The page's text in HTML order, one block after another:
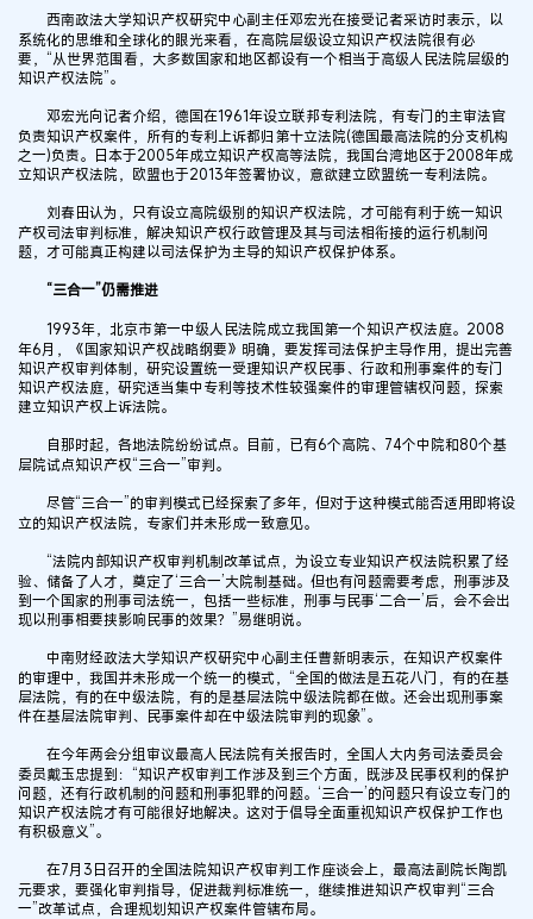
西南政法大学知识产权研究中心副主任邓宏光在接受记者采访时表示，以
系统化的思维和全球化的眼光来看，在高院层级设立知识产权法院很有必
要，“从世界范围看，大多数国家和地区都设有一个相当于高级人民法院层级的
知识产权法院”。
邓宏光向记者介绍，德国在1961年设立联邦专利法院，有专门的主审法官
负责知识产权案件，所有的专利上诉都归第十立法院(德国最高法院的分支机构
之一)负责。日本于2005年成立知识产权高等法院，我国台湾地区于2008年成
立知识产权法院，欧盟也于2013年签署协议，意欲建立欧盟统一专利法院。
刘春田认为，只有设立高院级别的知识产权法院，才可能有利于统一知识
产权司法审判标准，解决知识产权行政管理及其与司法相衔接的运行机制问
题，才可能真正构建以司法保护为主导的知识产权保护体系。
“三合一”仍需推进
1993年，北京市第一中级人民法院成立我国第一个知识产权法庭。2008
年6月，《国家知识产权战略纲要》明确，要发挥司法保护主导作用，提出完善
知识产权审判体制，研究设置统一受理知识产权民事、行政和刑事案件的专门
知识产权法庭，研究适当集中专利等技术性较强案件的审理管辖权问题，探索
建立知识产权上诉法院。
自那时起，各地法院纷纷试点。目前，已有6个高院、74个中院和80个基
层院试点知识产权“三合一”审判。
尽管“三合一”的审判模式已经探索了多年，但对于这种模式能否适用即将设
立的知识产权法院，专家们并未形成一致意见。
“法院内部知识产权审判机制改革试点，为设立专业知识产权法院积累了经
验、储备了人才，奠定了‘三合一’大院制基础。但也有问题需要考虑，刑事涉及
到一个国家的刑事司法统一，包括一些标准，刑事与民事‘二合一’后，会不会出
现以刑事相要挟影响民事的效果？”易继明说。
中南财经政法大学知识产权研究中心副主任曹新明表示，在知识产权案件
的审理中，我国并未形成一个统一的模式，“全国的做法是五花八门，有的在基
层法院，有的在中级法院，有的是基层法院中级法院都在做。还会出现刑事案
件在基层法院审判、民事案件却在中级法院审判的现象”。
在今年两会分组审议最高人民法院有关报告时，全国人大内务司法委员会
委员戴玉忠提到：“知识产权审判工作涉及到三个方面，既涉及民事权利的保护
问题，还有行政机制的问题和刑事犯罪的问题。‘三合一’的问题只有设立专门的
知识产权法院才有可能很好地解决。这对于倡导全面重视知识产权保护工作也
有积极意义”。
在7月3日召开的全国法院知识产权审判工作座谈会上，最高法副院长陶凯
元要求，要强化审判指导，促进裁判标准统一，继续推进知识产权审判“三合
一”改革试点，合理规划知识产权案件管辖布局。